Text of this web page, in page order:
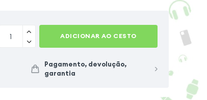
ADICIONAR AO CESTO
Pagamento, devolução,
garantia